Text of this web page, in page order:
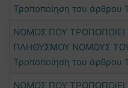
Τροποποίηση του άρθρου
ΝΟΜΟΣ ΠΟΥ ΤΡΟΠΟΠΟΙΕΙ
ΠΛΗΘΥΣΜΟΥ ΝΟΜΟΥΣ ΤΟΥ
Τροποποίηση του άρθρου
ΝΟΜΟΣ ΠΟΥ ΤΡΟΠΟΠΟΙΕΙ